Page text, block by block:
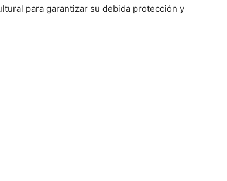
para garantizar su debida protección y